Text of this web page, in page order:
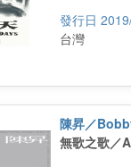
台灣
陳昇／
無歌之歌／